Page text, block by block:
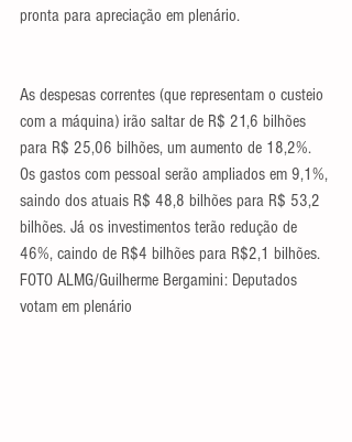
pronta para apreciação em plenário.
As despesas correntes (que representam o custeio
com a máquina) irão saltar de R$ 21,6 bilhões
para R$ 25,06 bilhões, um aumento de 18,2%.
Os gastos com pessoal serão ampliados em 9,1%,
saindo dos atuais R$ 48,8 bilhões para R$ 53,2
bilhões. Já os investimentos terão redução de
46%, caindo de R$4 bilhões para R$2,1 bilhões.
FOTO ALMG/Guilherme Bergamini: Deputados
votam em plenário